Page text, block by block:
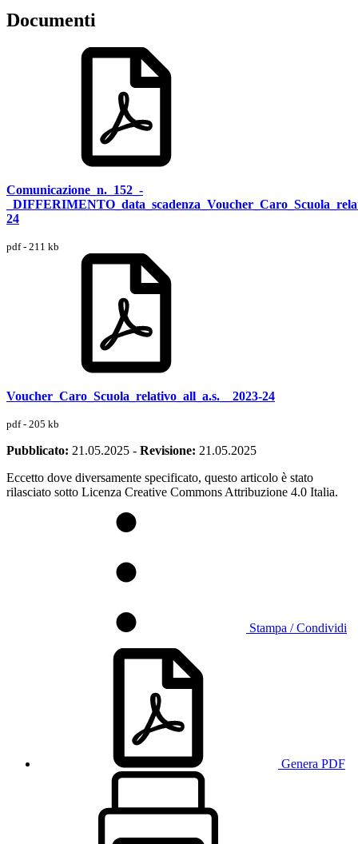
Documenti
Comunicazione_n._152_-
24
pdf - 211 kb
Voucher_Caro_Scuola_relativo_all_a.s.__2023-24
pdf - 205 kb
Pubblicato: 21.05.2025 - Revisione: 21.05.2025
Eccetto dove diversamente specificato, questo articolo è stato
rilasciato sotto Licenza Creative Commons Attribuzione 4.0 Italia.
Stampa / Condividi
Genera PDF